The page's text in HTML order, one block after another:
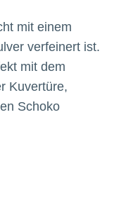
mit einem
verfeinert ist.
mit dem
Kuvertüre,
Schoko